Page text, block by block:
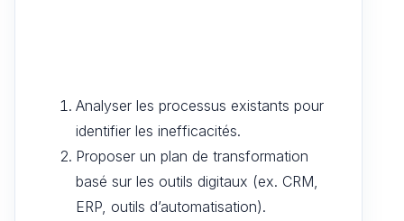
Analyser les processus existants pour
identifier les inefficacités.
Proposer un plan de transformation
basé sur les outils digitaux (ex. CRM,
ERP, outils d’automatisation).